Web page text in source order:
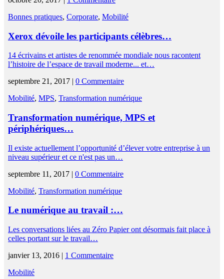
Bonnes pratiques, Corporate, Mobilité
Xerox dévoile les participants célèbres…
14 écrivains et artistes de renommée mondiale nous racontent
l’histoire de l’espace de travail moderne... et…
septembre 21, 2017 | 0 Commentaire
Mobilité, MPS, Transformation numérique
Transformation numérique, MPS et
périphériques…
Il existe actuellement l’opportunité d’élever votre entreprise à un
niveau supérieur et ce n'est pas un…
septembre 11, 2017 | 0 Commentaire
Mobilité, Transformation numérique
Le numérique au travail :…
Les conversations liées au Zéro Papier ont désormais fait place à
celles portant sur le travail…
janvier 13, 2016 | 1 Commentaire
Mobilité